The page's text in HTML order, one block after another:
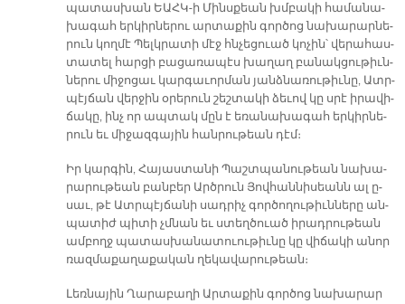
պա­տաս­խան ԵԱՀԿ-ի Մինս­քեան խմբա­կի հա­մա­նա­
խա­գահ եր­կիր­նե­րու ար­տա­քին գոր­ծոց նա­խա­րար­նե­
րուն կող­մէ Պելկ­րա­տի մէջ հնչե­ցուած կո­չին՝ վե­րա­հաս­
տա­տել հար­ցի բա­ցա­ռա­պէս խա­ղաղ բա­նակ­ցու­թիւն­
նե­րու մի­ջո­ցաւ կար­գա­ւոր­ման յանձ­նա­ռու­թիւ­նը, Ատր­
պէյ­ճան վեր­ջին օ­րե­րուն շեշ­տա­կի ձե­ւով կը սրէ ի­րա­վի­
ճա­կը, ինչ որ ապ­տակ մըն է ե­ռա­նա­խա­գահ եր­կիր­նե­
րուն եւ մի­ջազ­գա­յին հան­րու­թեան դէմ։
Իր կար­գին, Հա­յաս­տա­նի Պաշտ­պա­նու­թեան նա­խա­
րա­րու­թեան բան­բեր Արծ­րուն Յով­հան­նի­սեանն ալ ը­
սաւ, թէ Ատր­պէյ­ճա­նի սադ­րիչ գոր­ծո­ղու­թիւն­նե­րը ան­
պա­տիժ պի­տի չմնան եւ ստեղ­ծուած ի­րադ­րու­թեան
ամ­բողջ պա­տաս­խա­նա­տուու­թիւ­նը կը վի­ճա­կի ա­նոր
ռազ­մա­քա­ղա­քա­կան ղե­կա­վա­րու­թեան։
Լեռ­նա­յին Ղա­րա­բա­ղի Ար­տա­քին գոր­ծոց նա­խա­րար